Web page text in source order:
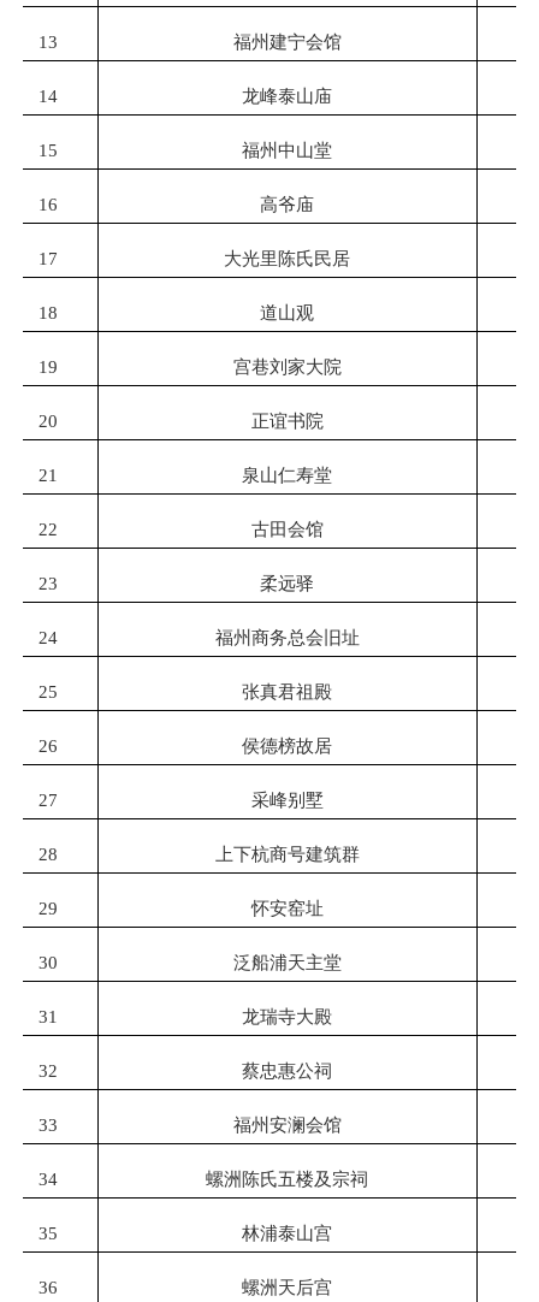
13 福州建宁会馆
14 龙峰泰山庙
15 福州中山堂
16 高爷庙
17 大光里陈氏民居
18 道山观
19 宫巷刘家大院
20 正谊书院
21 泉山仁寿堂
22 古田会馆
23 柔远驿
24 福州商务总会旧址
25 张真君祖殿
26 侯德榜故居
27 采峰别墅
28 上下杭商号建筑群
29 怀安窑址
30 泛船浦天主堂
31 龙瑞寺大殿
32 蔡忠惠公祠
33 福州安澜会馆
34 螺洲陈氏五楼及宗祠
35 林浦泰山宫
36 螺洲天后宫